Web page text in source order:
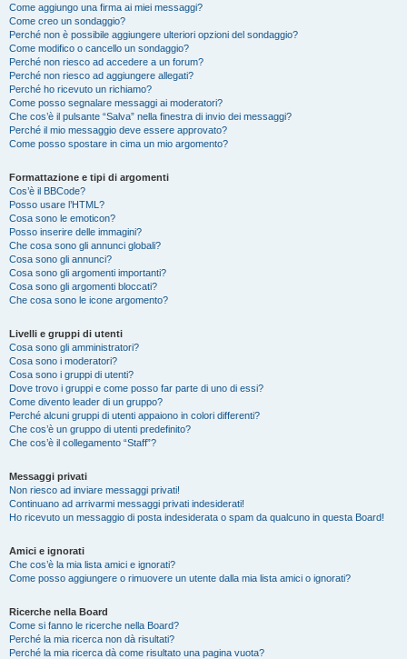
Come aggiungo una firma ai miei messaggi?
Come creo un sondaggio?
Perché non è possibile aggiungere ulteriori opzioni del sondaggio?
Come modifico o cancello un sondaggio?
Perché non riesco ad accedere a un forum?
Perché non riesco ad aggiungere allegati?
Perché ho ricevuto un richiamo?
Come posso segnalare messaggi ai moderatori?
Che cos’è il pulsante “Salva” nella finestra di invio dei messaggi?
Perché il mio messaggio deve essere approvato?
Come posso spostare in cima un mio argomento?
Formattazione e tipi di argomenti
Cos’è il BBCode?
Posso usare l’HTML?
Cosa sono le emoticon?
Posso inserire delle immagini?
Che cosa sono gli annunci globali?
Cosa sono gli annunci?
Cosa sono gli argomenti importanti?
Cosa sono gli argomenti bloccati?
Che cosa sono le icone argomento?
Livelli e gruppi di utenti
Cosa sono gli amministratori?
Cosa sono i moderatori?
Cosa sono i gruppi di utenti?
Dove trovo i gruppi e come posso far parte di uno di essi?
Come divento leader di un gruppo?
Perché alcuni gruppi di utenti appaiono in colori differenti?
Che cos’è un gruppo di utenti predefinito?
Che cos’è il collegamento “Staff”?
Messaggi privati
Non riesco ad inviare messaggi privati!
Continuano ad arrivarmi messaggi privati indesiderati!
Ho ricevuto un messaggio di posta indesiderata o spam da qualcuno in questa Board!
Amici e ignorati
Che cos’è la mia lista amici e ignorati?
Come posso aggiungere o rimuovere un utente dalla mia lista amici o ignorati?
Ricerche nella Board
Come si fanno le ricerche nella Board?
Perché la mia ricerca non dà risultati?
Perché la mia ricerca dà come risultato una pagina vuota?